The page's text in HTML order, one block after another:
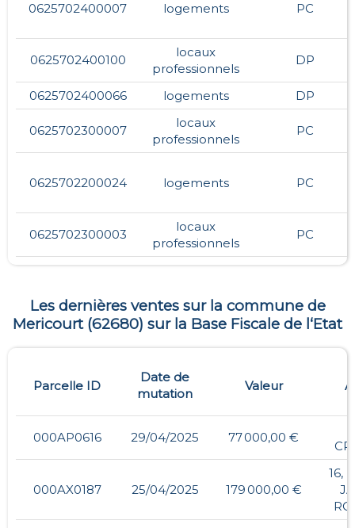
0625702400007 logements PC
0625702400100
locaux
professionnels
DP
0625702400066 logements DP
0625702300007
locaux
professionnels
PC
0625702200024 logements PC
0625702300003
locaux
professionnels
PC
Les dernières ventes sur la commune de
Mericourt(62680) sur la Base Fiscale de l‘Etat
Parcelle ID
Date de
mutation
Valeur
000AP0616 29/04/2025 77 000,00 €
000AX0187 25/04/2025 179 000,00 €
16,